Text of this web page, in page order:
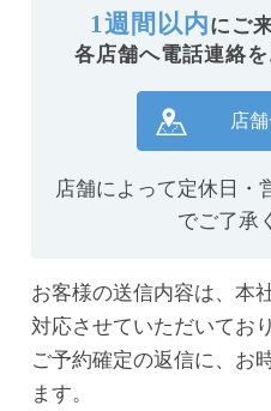
1週間以内にご
各店舗へ電話連絡を
店
店舗によって定休日・
でご了承
お客様の送信内容は、本
対応させていただいてお
ご予約確定の返信に、お
ます。